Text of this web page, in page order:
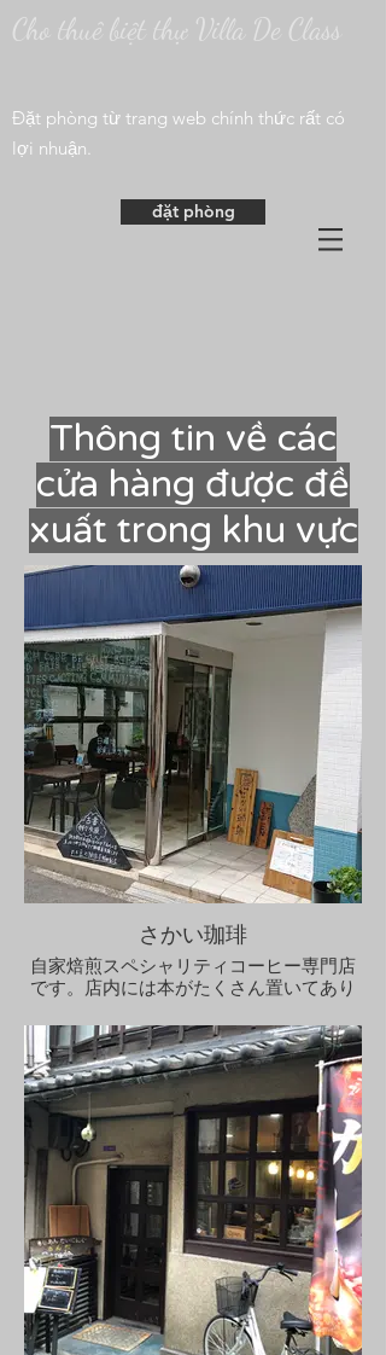
Cho thuê biệt thự Villa De Class
​Đặt phòng từ trang web chính thức rất có
lợi nhuận.
đặt phòng
Thông tin về các
cửa hàng được đề
xuất trong khu vực
さかい珈琲
自家焙煎スペシャリティコーヒー専門店
です。店内には本がたくさん置いてあり
​ゆっくりと過ごせます。ハンバーガーも
お勧めです。
【営業時間】8:00～17:00
【定休日】木曜定休
【住所】福島区大開1-15-11